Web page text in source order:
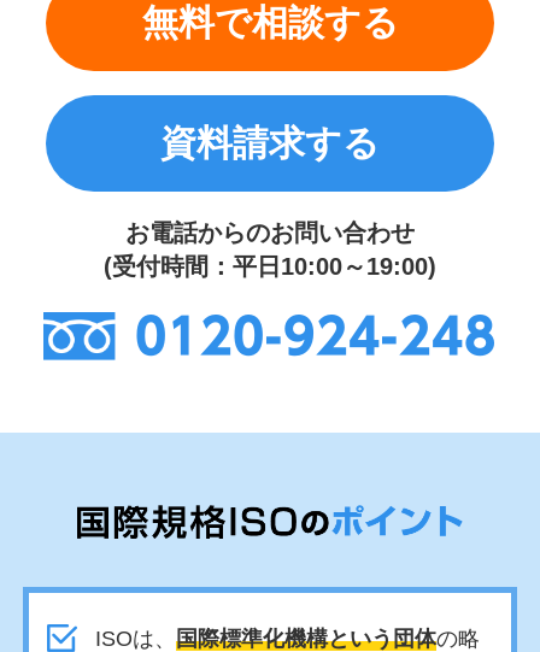
無料で相談する
資料請求する
お電話からのお問い合わせ
(受付時間：平日10:00～19:00)
0120-924-248
ISOは、 国際標準化機構という団体の略